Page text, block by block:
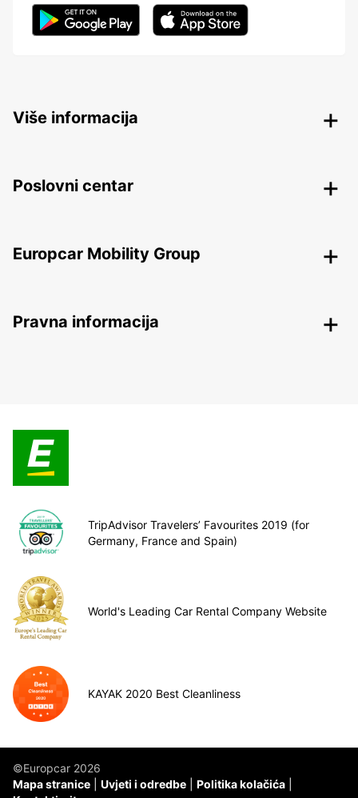
Više informacija
Poslovni centar
Europcar Mobility Group
Pravna informacija
TripAdvisor Travelers’ Favourites 2019 (for
Germany, France and Spain)
World's Leading Car Rental Company Website
KAYAK 2020 Best Cleanliness
©Europcar 2026
Mapa stranice
Uvjeti i odredbe
Politika kolačića